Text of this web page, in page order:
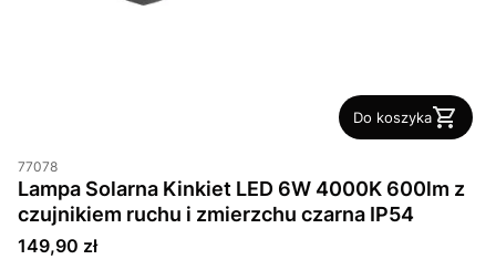
Do koszyka
77078
Lampa Solarna Kinkiet LED 6W 4000K 600lm z
czujnikiem ruchu i zmierzchu czarna IP54
Cena
149,90 zł